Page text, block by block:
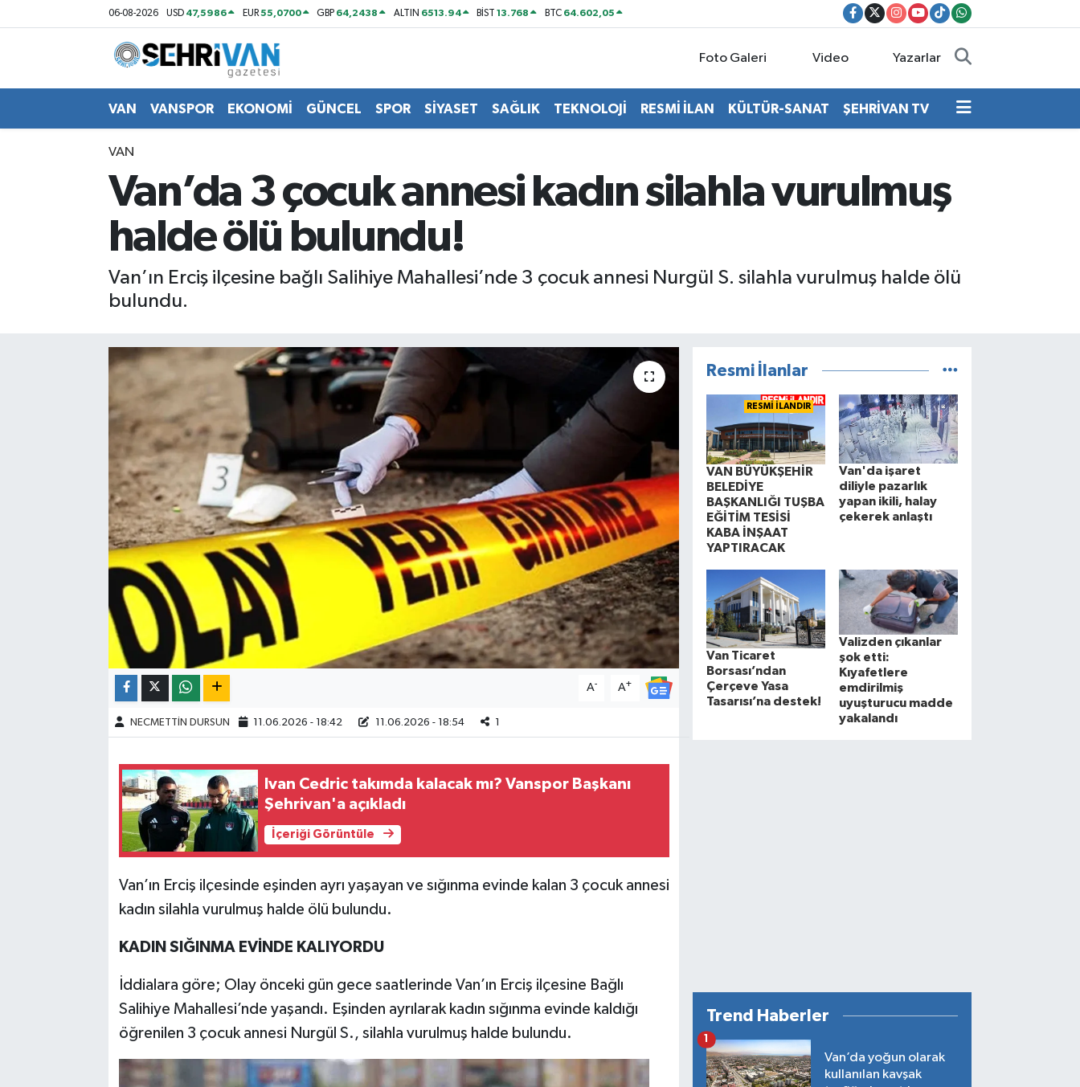
06-08-2026 USD 47,5986 EUR55,0700 GBP 64,2438 ALTIN 6513.94 BİST13.768 BTC 64.602,05
Foto Galeri Video Yazarlar
VAN VANSPOR EKONOMİ GÜNCEL SPOR SİYASET SAĞLIK TEKNOLOJİ RESMİ İLAN KÜLTÜR-SANAT ŞEHRİVAN TV
VAN
Van’da 3 çocuk annesi kadın silahla vurulmuş
halde ölü bulundu!
Van’ın Erciş ilçesine bağlı Salihiye Mahallesi’nde 3 çocuk annesi Nurgül S. silahla vurulmuş halde ölü
bulundu.
A- A+
NECMETTİN DURSUN 11.06.2026 - 18:42 11.06.2026 - 18:54 1
Ivan Cedric takımda kalacak mı? Vanspor Başkanı
Şehrivan'a açıkladı
İçeriği Görüntüle
Van’ın Erciş ilçesinde eşinden ayrı yaşayan ve sığınma evinde kalan 3 çocuk annesi
kadın silahla vurulmuş halde ölü bulundu.
KADIN SIĞINMA EVİNDE KALIYORDU
İddialara göre; Olay önceki gün gece saatlerinde Van’ın Erciş ilçesine Bağlı
Salihiye Mahallesi’nde yaşandı. Eşinden ayrılarak kadın sığınma evinde kaldığı
öğrenilen 3 çocuk annesi Nurgül S., silahla vurulmuş halde bulundu.
Resmi İlanlar
RESMİ İLANDIR
VAN BÜYÜKŞEHİR
BELEDİYE
BAŞKANLIĞI TUŞBA
EĞİTİM TESİSİ
KABA İNŞAAT
YAPTIRACAK
Van'da işaret
diliyle pazarlık
yapan ikili, halay
çekerek anlaştı
Van Ticaret
Borsası’ndan
Çerçeve Yasa
Tasarısı’na destek!
Valizden çıkanlar
şok etti:
Kıyafetlere
emdirilmiş
uyuşturucu madde
yakalandı
Trend Haberler
Van’da yoğun olarak
kullanılan kavşak
1
Van Nöbetçi Eczaneler
Van Hava Durumu
Van Trafik Yoğunluk Haritası
Süper Lig Puan Durumu ve Fikstür
Son Dakika Haberleri
Haber Arşivi